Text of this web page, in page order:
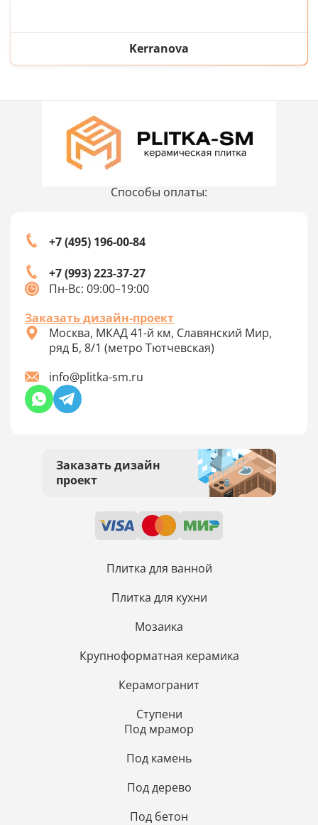
Kerranova
Способы оплаты:
Плитка для ванной
Плитка для кухни
Мозаика
Крупноформатная керамика
Керамогранит
Ступени
Под мрамор
Под камень
Под дерево
Под бетон
Заказать дизайн
проект
+7 (495) 196-00-84
+7 (993) 223-37-27
Пн-Вс: 09:00–19:00
Заказать дизайн-проект
Москва, МКАД 41-й км, Славянский Мир,
ряд Б, 8/1 (метро Тютчевская)
info@plitka-sm.ru